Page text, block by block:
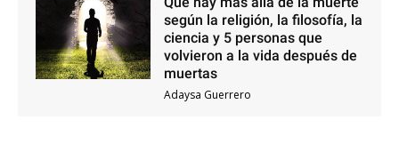
según la religión, la filosofía, la
ciencia y 5 personas que
volvieron a la vida después de
muertas
Adaysa Guerrero